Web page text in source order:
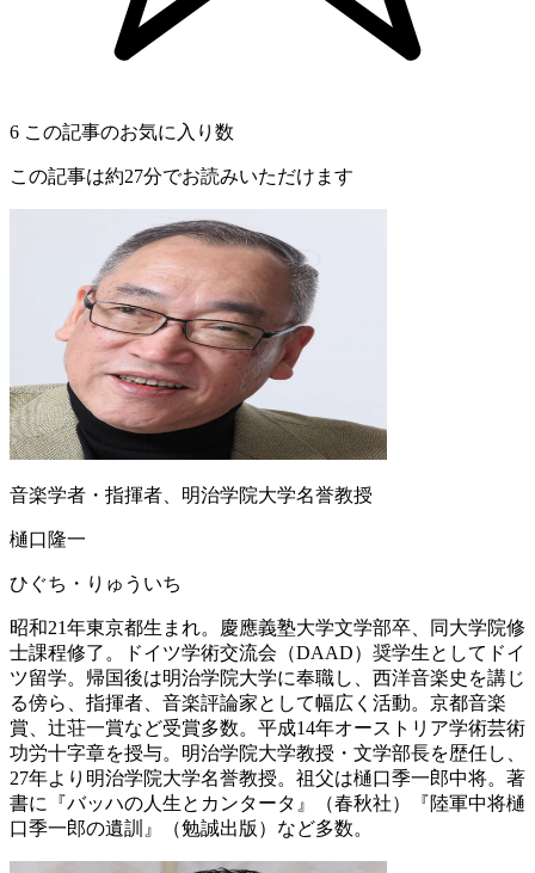
6 この記事のお気に入り数
この記事は約27分でお読みいただけます
音楽学者・指揮者、明治学院大学名誉教授
樋口隆一
ひぐち・りゅういち
昭和21年東京都生まれ。慶應義塾大学文学部卒、同大学院修
士課程修了。ドイツ学術交流会（DAAD）奨学生としてドイ
ツ留学。帰国後は明治学院大学に奉職し、西洋音楽史を講じ
る傍ら、指揮者、音楽評論家として幅広く活動。京都音楽
賞、辻荘一賞など受賞多数。平成14年オーストリア学術芸術
功労十字章を授与。明治学院大学教授・文学部長を歴任し、
27年より明治学院大学名誉教授。祖父は樋口季一郎中将。著
書に『バッハの人生とカンタータ』（春秋社）『陸軍中将樋
口季一郎の遺訓』（勉誠出版）など多数。